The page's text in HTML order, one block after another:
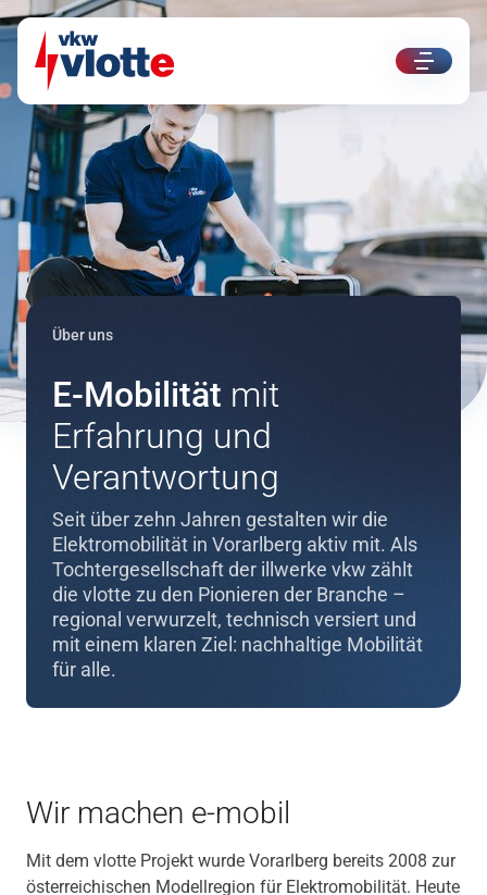
Direkt zum Inhalt
Direkt zur Navigation
Über uns
E-Mobilität mit
Erfahrung und
Verantwortung
Seit über zehn Jahren gestalten wir die
Elektromobilität in Vorarlberg aktiv mit. Als
Tochtergesellschaft der illwerke vkw zählt
die vlotte zu den Pionieren der Branche –
regional verwurzelt, technisch versiert und
mit einem klaren Ziel: nachhaltige Mobilität
für alle.
Wir machen e-mobil
Mit dem vlotte Projekt wurde Vorarlberg bereits 2008 zur
österreichischen Modellregion für Elektromobilität. Heute